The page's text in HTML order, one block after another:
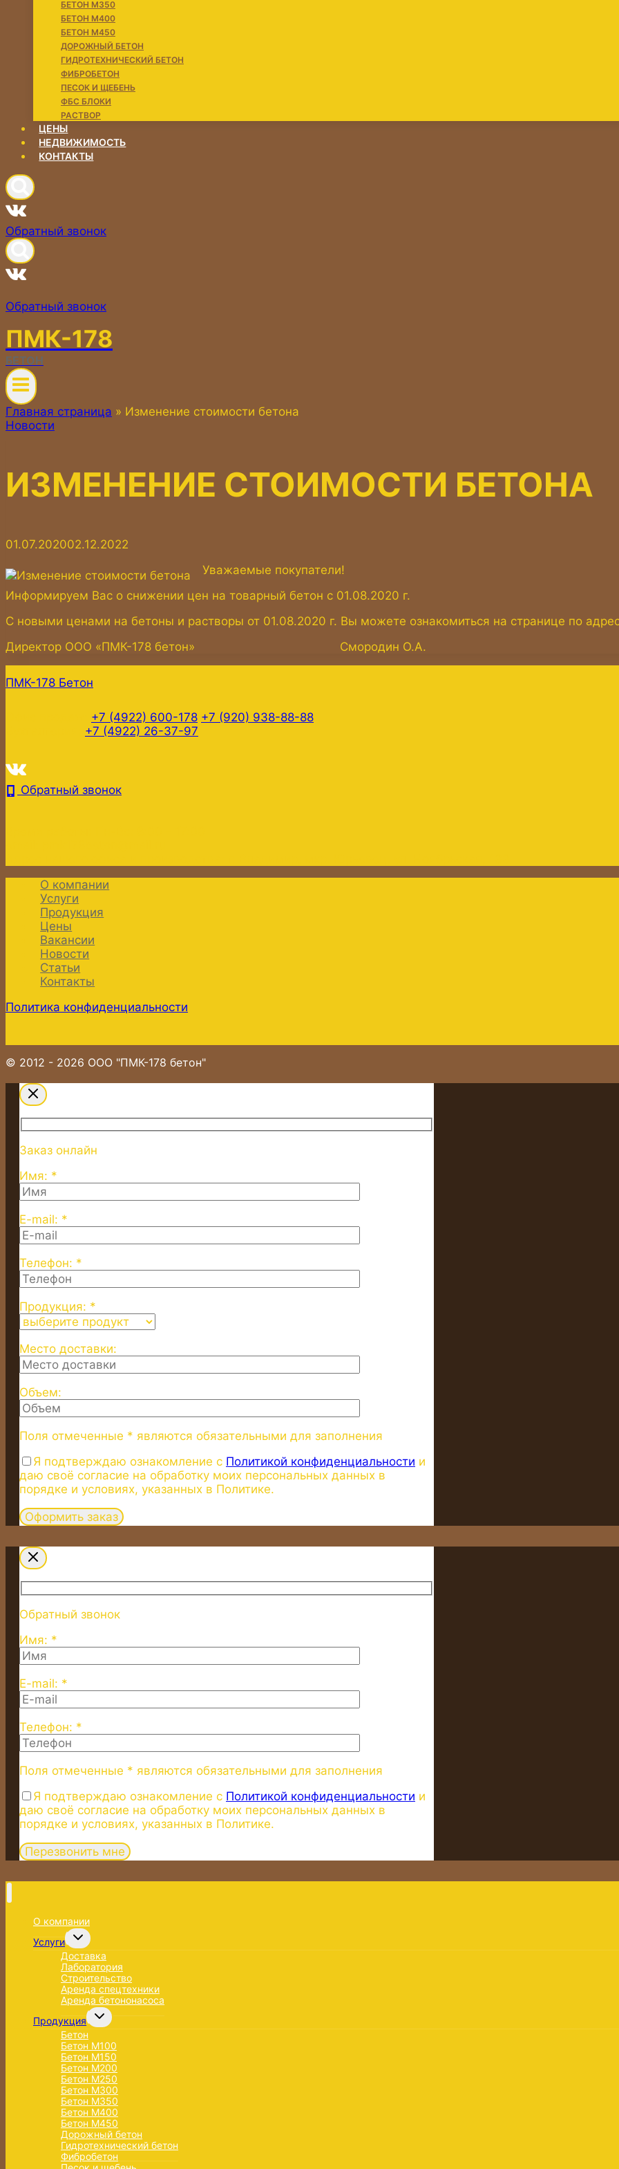
БЕТОН М350
БЕТОН М400
БЕТОН М450
ДОРОЖНЫЙ БЕТОН
ГИДРОТЕХНИЧЕСКИЙ БЕТОН
ФИБРОБЕТОН
ПЕСОК И ЩЕБЕНЬ
ФБС БЛОКИ
РАСТВОР
ЦЕНЫ
НЕДВИЖИМОСТЬ
КОНТАКТЫ
Обратный звонок
Обратный звонок
ПМК-178
БЕТОН
Главная страница » Изменение стоимости бетона
Новости
ИЗМЕНЕНИЕ СТОИМОСТИ БЕТОНА
01.07.202002.12.2022
Уважаемые покупатели!
Информируем Вас о снижении цен на товарный бетон с 01.08.2020 г.
С новыми ценами на бетоны и растворы от 01.08.2020 г. Вы можете ознакомиться на странице по
Директор ООО «ПМК-178 бетон» Смородин О.А.
ПМК-178 Бетон
+7 (4922) 600-178 +7 (920) 938-88-88
+7 (4922) 26-37-97
Обратный звонок
О компании
Услуги
Продукция
Цены
Вакансии
Новости
Статьи
Контакты
Политика конфиденциальности
© 2012 - 2026 ООО "ПМК-178 бетон"
Заказ онлайн
Имя: *
E-mail: *
Телефон: *
Продукция: *
Место доставки:
Объем:
Поля отмеченные * являются обязательными для заполнения
Я подтверждаю ознакомление с Политикой конфиденциальности и
даю своё согласие на обработку моих персональных данных в
порядке и условиях, указанных в Политике.
Обратный звонок
Имя: *
E-mail: *
Телефон: *
Поля отмеченные * являются обязательными для заполнения
Я подтверждаю ознакомление с Политикой конфиденциальности и
даю своё согласие на обработку моих персональных данных в
порядке и условиях, указанных в Политике.
О компании
Услуги
Переключить
дочернее
меню
Доставка
Лаборатория
Строительство
Аренда спецтехники
Аренда бетононасоса
Продукция
Переключить
дочернее
меню
Бетон
Бетон М100
Бетон М150
Бетон М200
Бетон М250
Бетон М300
Бетон М350
Бетон М400
Бетон М450
Дорожный бетон
Гидротехнический бетон
Фибробетон